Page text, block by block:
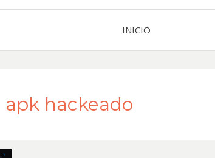
INICIO
apk hackeado